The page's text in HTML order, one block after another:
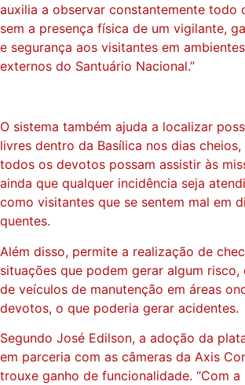
auxilia a observar constantemente todo
sem a presença física de um vigilante,
e segurança aos visitantes em
externos do Santuário Nacional.”
O sistema também ajuda a localizar
livres dentro da Basílica nos dias
todos os devotos possam assistir às
ainda que qualquer incidência seja
como visitantes que se sentem mal em
quentes.
Além disso, permite a realização de
situações que podem gerar algum risco,
de veículos de manutenção em áreas
devotos, o que poderia gerar acidentes.
Segundo José Edilson, a adoção da
em parceria com as câmeras da Axis
trouxe ganho de funcionalidade. “Com